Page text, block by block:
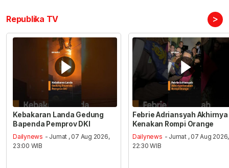
Republika TV >
Kebakaran Landa Gedung
Bapenda Pemprov DKI
Dailynews - Jumat , 07 Aug 2026,
23:00 WIB
Febrie Adriansyah Akhirnya
Kenakan Rompi Orange
Dailynews - Jumat , 07 Aug 2026,
22:30 WIB